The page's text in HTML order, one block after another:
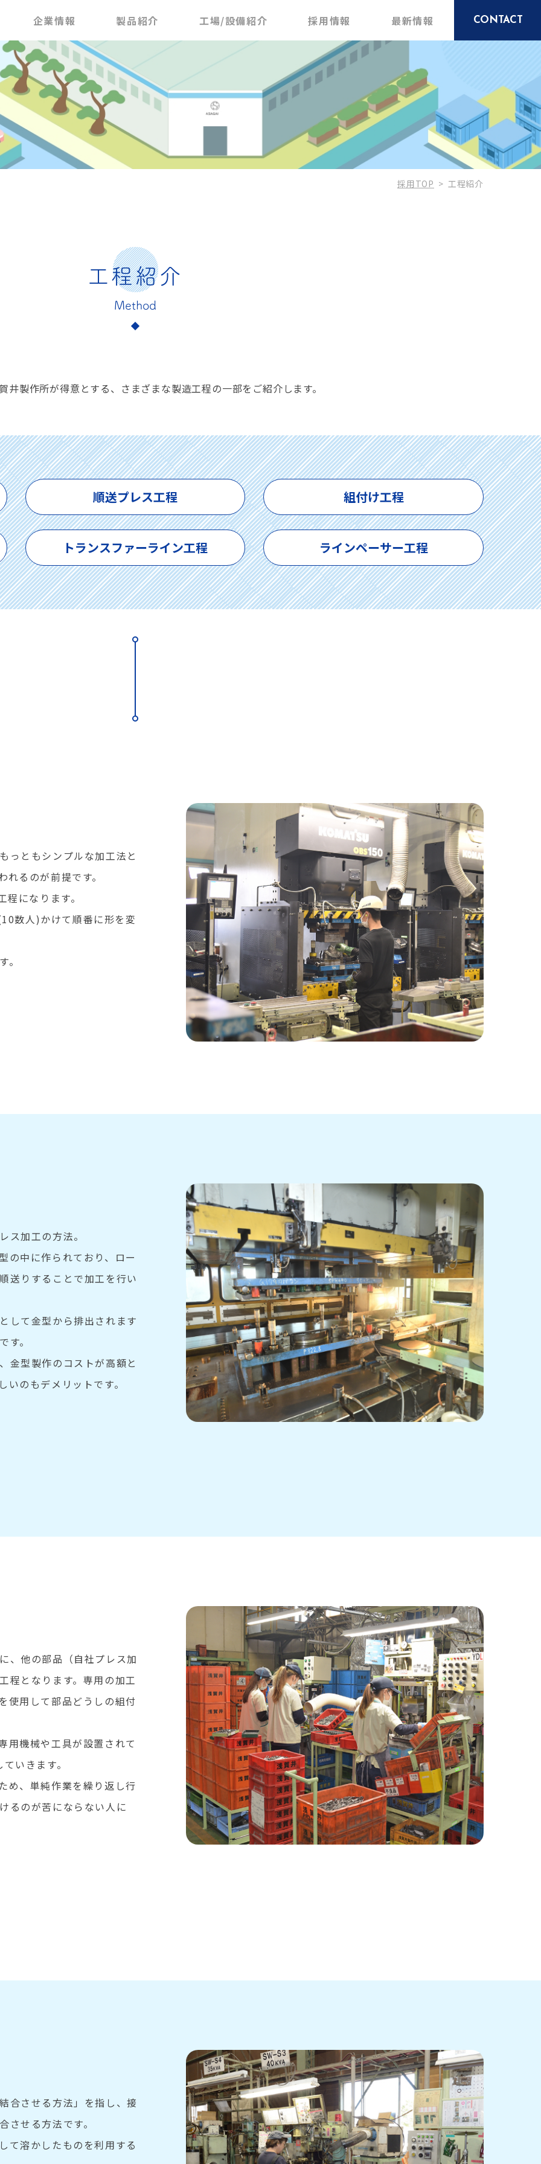
企業情報 製品紹介 工場/設備紹介 採用情報 最新情報 CONTACT
採用TOP 工程紹介
工程紹介
井製作所が得意とする、さまざまな製造工程の一部をご紹介します。
順送プレス工程 組付け工程
トランスファーライン工程 ラインペーサー工程
っともシンプルな加工法と
るのが前提です。
になります。
数人)かけて順番に形を変
ス加工の方法。
の中に作られており、ロー
送りすることで加工を行い
して金型から排出されます
。
金型製作のコストが高額と
のもデメリットです。
、他の部品（自社プレス加
程となります。専用の加工
使用して部品どうしの組付
用機械や工具が設置されて
いきます。
め、単純作業を繰り返し行
るのが苦にならない人に
合させる方法」を指し、接
せる方法です。
て溶かしたものを利用する